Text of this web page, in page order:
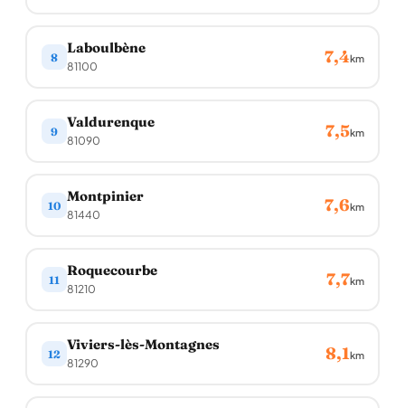
8
Laboulbène
81100 7,4km
9
Valdurenque
81090 7,5km
10
Montpinier
81440 7,6km
11
Roquecourbe
81210 7,7km
12
Viviers-lès-Montagnes
81290 8,1km